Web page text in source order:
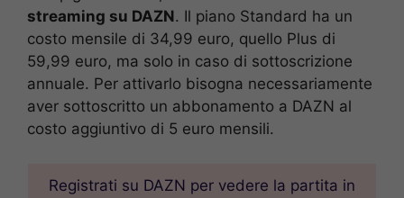
streaming su DAZN. Il piano Standard ha un
costo mensile di 34,99 euro, quello Plus di
59,99 euro, ma solo in caso di sottoscrizione
annuale. Per attivarlo bisogna necessariamente
aver sottoscritto un abbonamento a DAZN al
costo aggiuntivo di 5 euro mensili.
Registrati su DAZN per vedere la partita in